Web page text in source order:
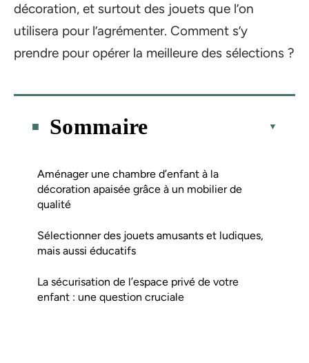
décoration, et surtout des jouets que l’on
utilisera pour l’agrémenter. Comment s’y
prendre pour opérer la meilleure des sélections ?
Sommaire
Aménager une chambre d’enfant à la
décoration apaisée grâce à un mobilier de
qualité
Sélectionner des jouets amusants et ludiques,
mais aussi éducatifs
La sécurisation de l’espace privé de votre
enfant : une question cruciale